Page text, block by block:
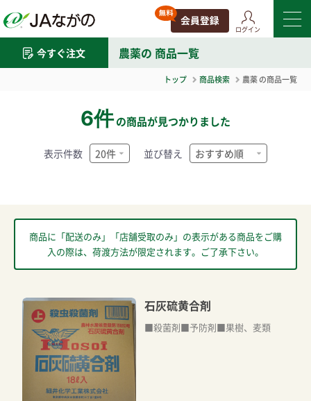
ログイン
今すぐ注文 農薬の 商品一覧
トップ 商品検索 農薬の商品一覧
6件の商品が見つかりました
表示件数 並び替え
商品に「配送のみ」「店舗受取のみ」の表示がある商品をご購
入の際は、荷渡方法が限定されます。ご了承下さい。
石灰硫黄合剤
■殺菌剤■予防剤■果樹、麦類